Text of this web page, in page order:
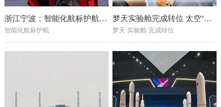
浙江宁波：智能化航标护航海上春运
智能化航标护航
梦天实验舱完成转位 太空“变形”分几步？
梦天 实验舱 完成转位